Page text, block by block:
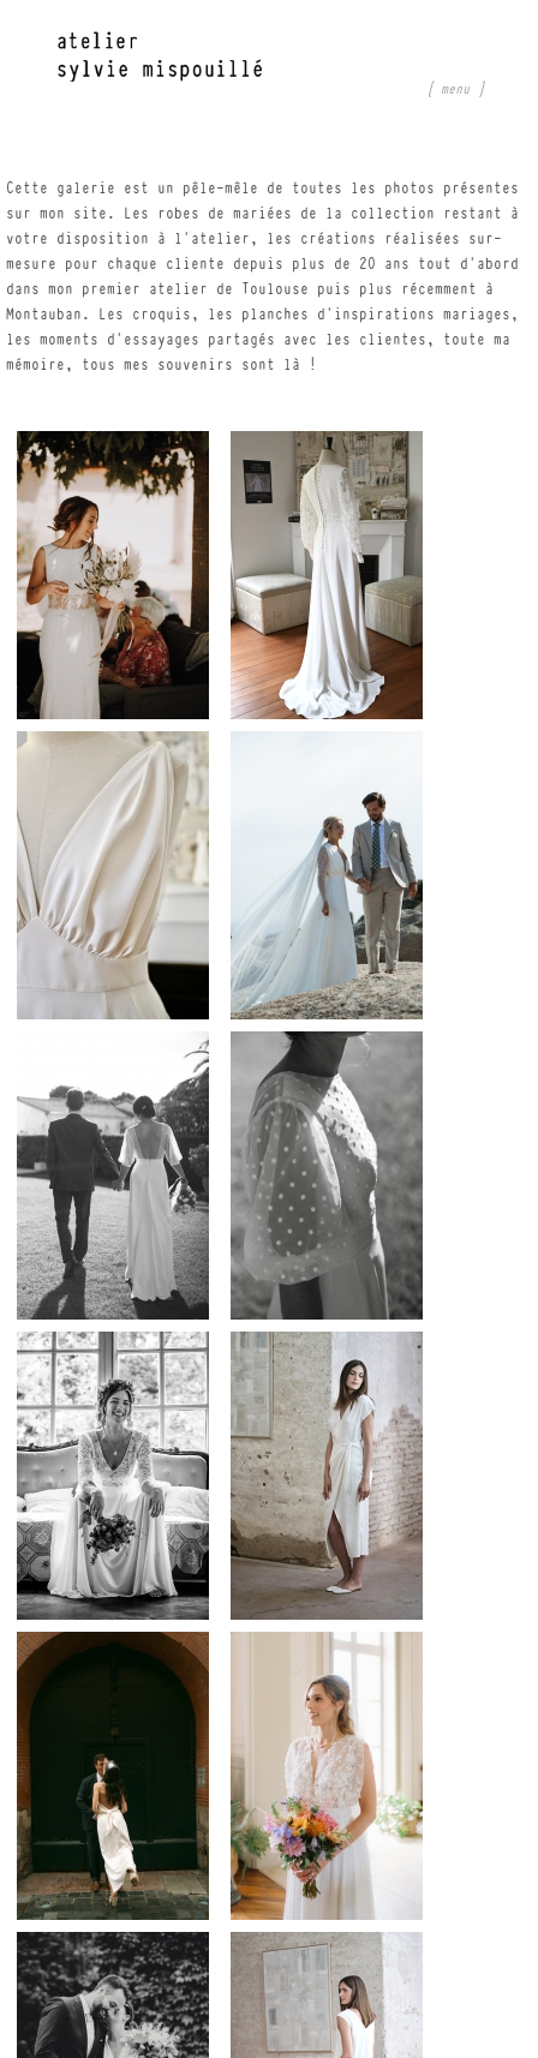
Cette galerie est un pêle-mêle de toutes les photos présentes
sur mon site. Les robes de mariées de la collection restant à
votre disposition à l’atelier, les créations réalisées sur-
mesure pour chaque cliente depuis plus de 20 ans tout d’abord
dans mon premier atelier de Toulouse puis plus récemment à
Montauban. Les croquis, les planches d’inspirations mariages,
les moments d’essayages partagés avec les clientes, toute ma
mémoire, tous mes souvenirs sont là !